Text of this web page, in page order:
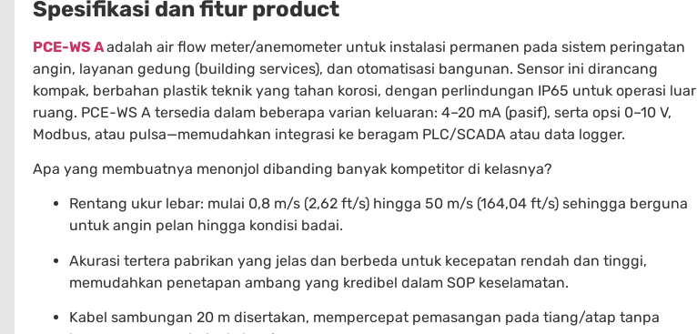
Spesifikasi dan fitur product
PCE-WS Aadalah air flow meter/anemometer untuk instalasi permanen pada sistem peringatan
angin, layanan gedung (building services), dan otomatisasi bangunan. Sensor ini dirancang
kompak, berbahan plastik teknik yang tahan korosi, dengan perlindungan IP65 untuk operasi luar
ruang. PCE-WS A tersedia dalam beberapa varian keluaran: 4–20 mA (pasif), serta opsi 0–10 V,
Modbus, atau pulsa—memudahkan integrasi ke beragam PLC/SCADA atau data logger.
Apa yang membuatnya menonjol dibanding banyak kompetitor di kelasnya?
Rentang ukur lebar: mulai 0,8 m/s (2,62 ft/s) hingga 50 m/s (164,04 ft/s) sehingga berguna
untuk angin pelan hingga kondisi badai.
Akurasi tertera pabrikan yang jelas dan berbeda untuk kecepatan rendah dan tinggi,
memudahkan penetapan ambang yang kredibel dalam SOP keselamatan.
Kabel sambungan 20 m disertakan, mempercepat pemasangan pada tiang/atap tanpa